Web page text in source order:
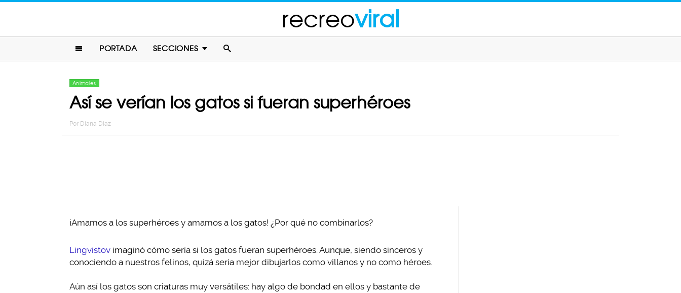
recreoviral
PORTADA SECCIONES
Animales
Así se verían los gatos si fueran superhéroes
Por Diana Diaz
¡Amamos a los superhéroes y amamos a los gatos! ¿Por qué no combinarlos?
Lingvistov imaginó cómo sería si los gatos fueran superhéroes. Aunque, siendo sinceros y
conociendo a nuestros felinos, quizá sería mejor dibujarlos como villanos y no como héroes.
Aún así los gatos son criaturas muy versátiles: hay algo de bondad en ellos y bastante de